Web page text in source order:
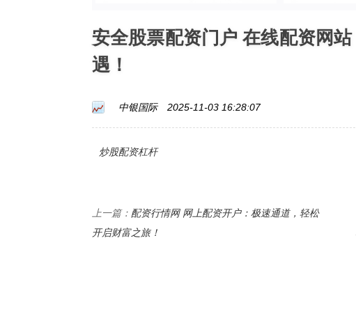
安全股票配资门户 在线配资网
遇！
中银国际 2025-11-03 16:28:07
炒股配资杠杆
上一篇： 配资行情网 网上配资开户：极速通道，轻松
开启财富之旅！